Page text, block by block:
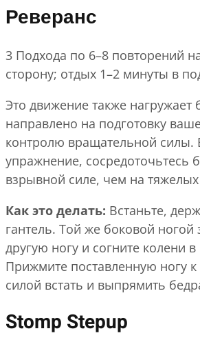
Реверанс
3 Подхода по 6–8 повторений
сторону; отдых 1–2 минуты в
Это движение также нагружает
направлено на подготовку
контролю вращательной силы.
упражнение, сосредоточьтесь
взрывной силе, чем на тяжелых
Как это делать: Встаньте,
гантель. Той же боковой ногой
другую ногу и согните колени
Прижмите поставленную ногу
силой встать и выпрямить
Stomp Stepup